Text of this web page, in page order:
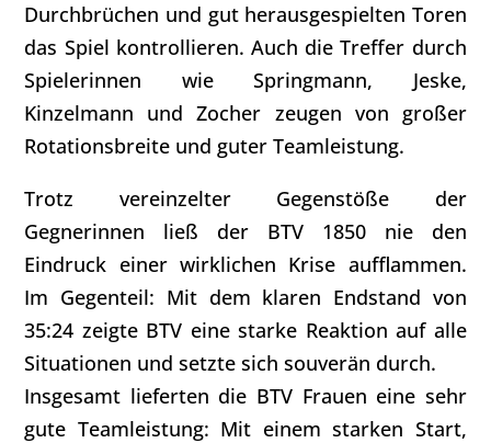
Durchbrüchen und gut herausgespielten Toren
das Spiel kontrollieren. Auch die Treffer durch
Spielerinnen wie Springmann, Jeske,
Kinzelmann und Zocher zeugen von großer
Rotationsbreite und guter Teamleistung.
Trotz vereinzelter Gegenstöße der
Gegnerinnen ließ der BTV 1850 nie den
Eindruck einer wirklichen Krise aufflammen.
Im Gegenteil: Mit dem klaren Endstand von
35:24 zeigte BTV eine starke Reaktion auf alle
Situationen und setzte sich souverän durch.
Insgesamt lieferten die BTV Frauen eine sehr
gute Teamleistung: Mit einem starken Start,